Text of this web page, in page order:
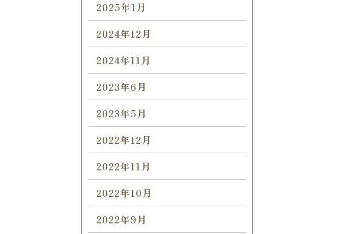
2025年1月
2024年12月
2024年11月
2023年6月
2023年5月
2022年12月
2022年11月
2022年10月
2022年9月